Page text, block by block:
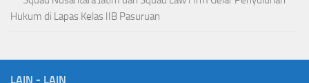
Hukum di Lapas Kelas IIB Pasuruan
LAIN - LAIN